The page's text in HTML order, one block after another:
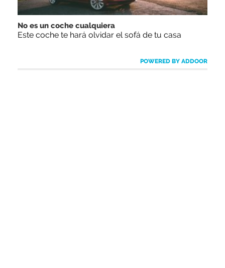
No es un coche cualquiera
Este coche te hará olvidar el sofá de tu casa
POWERED BY ADDOOR